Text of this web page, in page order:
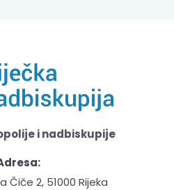
i nadbiskupije
Čiče 2, 51000 Rijeka